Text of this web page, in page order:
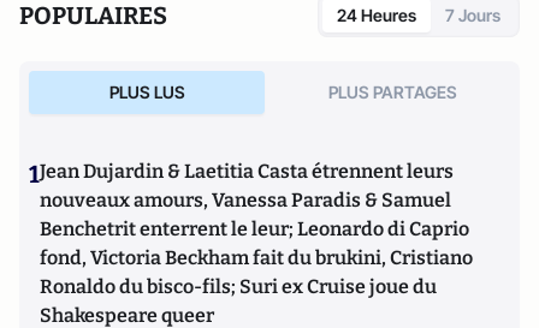
POPULAIRES 24 Heures 7 Jours
PLUS LUS PLUS PARTAGES
1Jean Dujardin & Laetitia Casta étrennent leurs
nouveaux amours, Vanessa Paradis & Samuel
Benchetrit enterrent le leur; Leonardo di Caprio
fond, Victoria Beckham fait du brukini, Cristiano
Ronaldo du bisco-fils; Suri ex Cruise joue du
Shakespeare queer